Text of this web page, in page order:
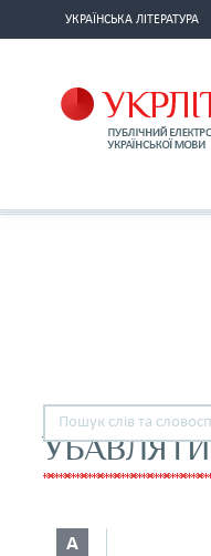
УКРАЇНСЬКА ЛІТЕРАТУРА
УБАВЛЯТИ
А